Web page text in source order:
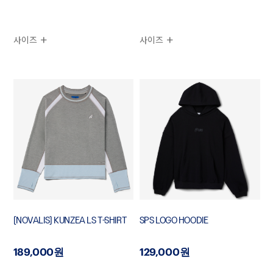
사이즈 사이즈
[NOVALIS] KUNZEA LS T-SHIRT
189,000원
SPS LOGO HOODIE
129,000원